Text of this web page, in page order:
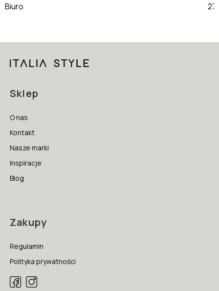
Biuro
Sklep
O nas
Kontakt
Nasze marki
Inspiracje
Blog
Zakupy
Regulamin
Polityka prywatności